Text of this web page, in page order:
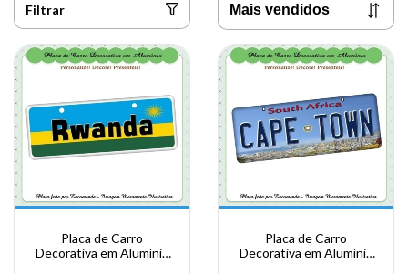
Filtrar
Placa de Carro
Decorativa em Alumínio
Placa de Carro
Decorativa em Alumínio